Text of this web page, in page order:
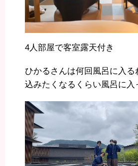
4人部屋で客室露天付き
ひかるさんは何回風呂に入る
込みたくなるくらい風呂に入